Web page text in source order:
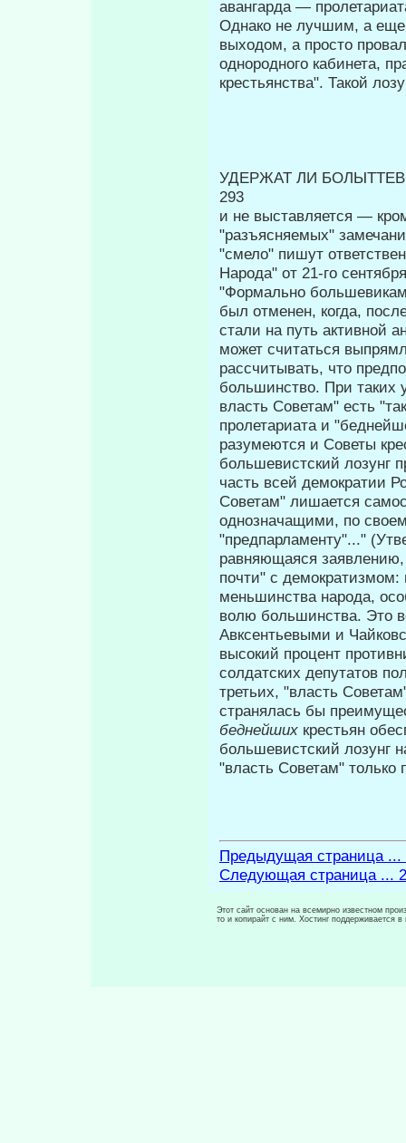
авангарда —
Однако не лучшим, а
выходом, а просто
однородного кабинета,
крестьянства". Такой
УДЕРЖАТ ЛИ
293
и не выставляется —
"разъясняемых"
"смело" пишут
Народа" от 21-го
"Формально
был от­менен, когда,
стали на путь активной
может считаться
рассчитывать, что
большинство. При таких
власть Советам" есть
пролетариата и
разумеются и Советы
большевистский лозунг
часть всей демократии
Советам" лишается
однозначащими, по
"предпарламенту"..."
равняющаяся
почти" с
меньшинства народа,
волю большинства. Это
Авксентьевыми и
высокий процент
солдатских депутатов
третьих, "власть
странялась бы
беднейших крестьян
большевистский лозунг
"власть Советам" только
Предыдущая страница ...
Следующая страница ...
Этот сайт основан на всемирно известном
то и копирайт с ним. Хостинг поддерживается